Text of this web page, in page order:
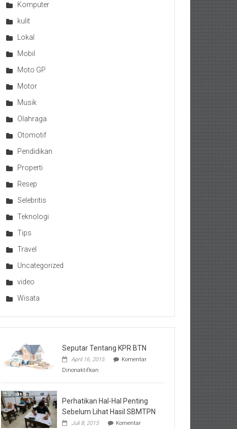
Komputer
kulit
Lokal
Mobil
Moto GP
Motor
Musik
Olahraga
Otomotif
Pendidikan
Properti
Resep
Selebritis
Teknologi
Tips
Travel
Uncategorized
video
Wisata
Seputar Tentang KPR BTN
April 16, 2015
Komentar
Dinonaktifkan
Tentang
BTN
Perhatikan Hal-Hal Penting
Sebelum Lihat Hasil SBMTPN
Juli 8, 2015
Komentar